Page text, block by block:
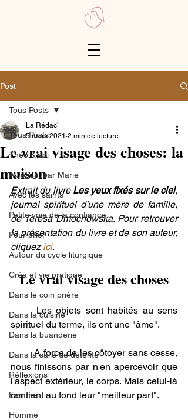
Post
Tous Posts
Théo & spi
A Jésus, par Marie
Avec les saints
Petite voie de la confiance
Pour prier
Autour du cycle liturgique
Créa et vie pratique
Dans le coin prière
Dans la cuisine
Dans la buanderie
Dans la salle de détente
Réflexions
Femme
Homme
Tous Posts
Le vrai visage des choses: la
maison
La Rédac'
5 mars 2021 2 min de lecture
Extrait du livre Les yeux fixés sur le ciel,
journal spirituel d'une mère de famille,
de Teresa Dmochowska. Pour retrouver
la présentation du livre et de son auteur,
cliquez ici.
Le vrai visage des choses
	Les objets sont habités au sens
spirituel du terme, ils ont une "âme".
	A force de les côtoyer sans cesse,
nous finissons par n'en apercevoir que
l'aspect extérieur, le corps. Mais celui-là
contient au fond leur "meilleur part".